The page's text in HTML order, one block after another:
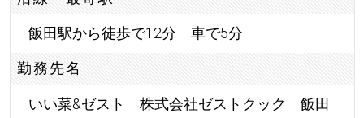
飯田駅から徒歩で12分 車で5分
勤務先名
いい菜&ゼスト 株式会社ゼストクック 飯田